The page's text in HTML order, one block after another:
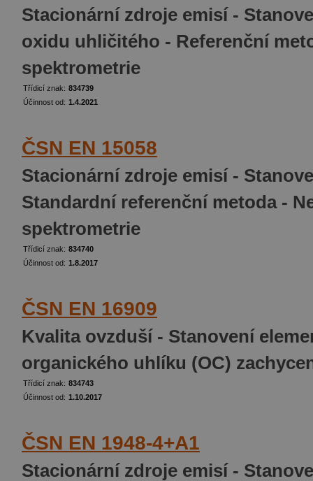
Stacionární zdroje emisí -
oxidu uhličitého - Referenční
spektrometrie
Třídicí znak: 834739
Účinnost od: 1.4.2021
ČSN EN 15058
Stacionární zdroje emisí -
Standardní referenční metoda -
spektrometrie
Třídicí znak: 834740
Účinnost od: 1.8.2017
ČSN EN 16909
Kvalita ovzduší - Stanovení
organického uhlíku (OC)
Třídicí znak: 834743
Účinnost od: 1.10.2017
ČSN EN 1948-4+A1
Stacionární zdroje emisí -